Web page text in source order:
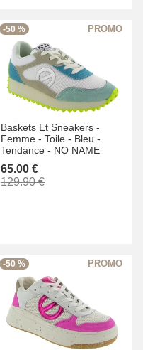
-50 %
Baskets Et Sneakers -
Femme - Toile - Bleu -
Tendance - NO NAME
65.00 €
129.90 €
-50 %